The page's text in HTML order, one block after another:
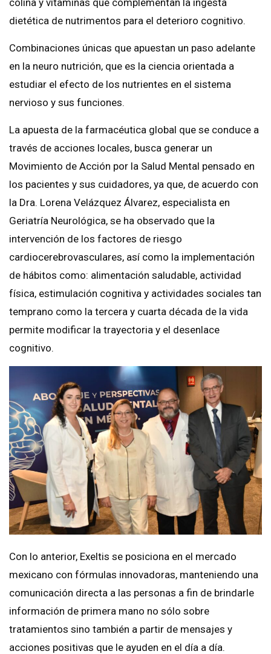
dietética de nutrimentos para el deterioro cognitivo.
Combinaciones únicas que apuestan un paso adelante
en la neuro nutrición, que es la ciencia orientada a
estudiar el efecto de los nutrientes en el sistema
nervioso y sus funciones.
La apuesta de la farmacéutica global que se conduce a
través de acciones locales, busca generar un
Movimiento de Acción por la Salud Mental pensado en
los pacientes y sus cuidadores, ya que, de acuerdo con
la Dra. Lorena Velázquez Álvarez, especialista en
Geriatría Neurológica, se ha observado que la
intervención de los factores de riesgo
cardiocerebrovasculares, así como la implementación
de hábitos como: alimentación saludable, actividad
física, estimulación cognitiva y actividades sociales tan
temprano como la tercera y cuarta década de la vida
permite modificar la trayectoria y el desenlace
cognitivo.
Con lo anterior, Exeltis se posiciona en el mercado
mexicano con fórmulas innovadoras, manteniendo una
comunicación directa a las personas a fin de brindarle
información de primera mano no sólo sobre
tratamientos sino también a partir de mensajes y
acciones positivas que le ayuden en el día a día.